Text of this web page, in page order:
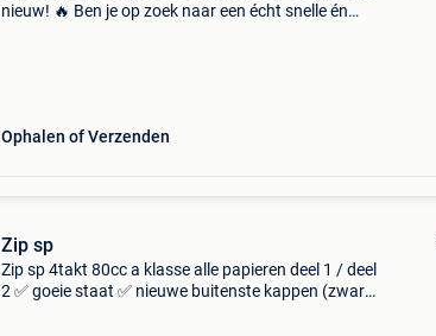
nieuw! 🔥 Ben je op zoek naar een écht snelle én
Ophalen of Verzenden
Zip sp
Zip sp 4takt 80cc a klasse alle papieren deel 1 / deel
2 ✅ goeie staat ✅ nieuwe buitenste kappen (zwart)